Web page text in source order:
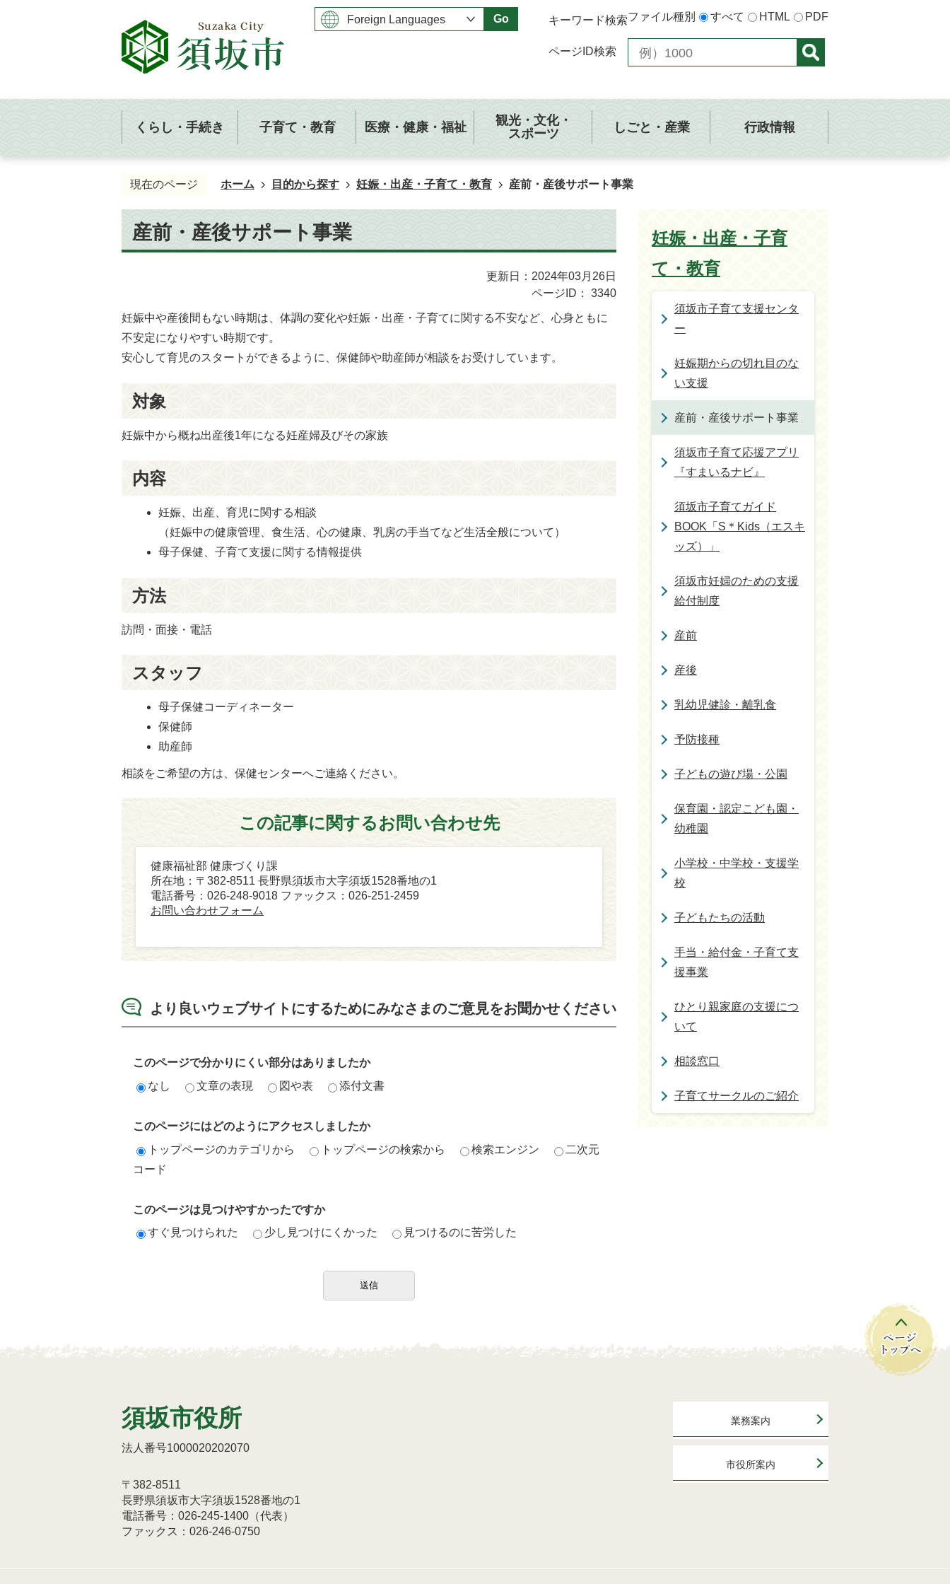
Go キーワード検索ファイル種別 すべて HTML PDF
ページID検索
くらし・手続き 子育て・教育 医療・健康・福祉
観光・文化・
スポーツ
しごと・産業 行政情報
現在のページ ホーム 目的から探す 妊娠・出産・子育て・教育 産前・産後サポート事業
産前・産後サポート事業
更新日：2024年03月26日
ページID：
3340
妊娠中や産後間もない時期は、体調の変化や妊娠・出産・子育てに関する不安など、心身ともに
不安定になりやすい時期です。
安心して育児のスタートができるように、保健師や助産師が相談をお受けしています。
対象
妊娠中から概ね出産後1年になる妊産婦及びその家族
内容
妊娠、出産、育児に関する相談
（妊娠中の健康管理、食生活、心の健康、乳房の手当てなど生活全般について）
母子保健、子育て支援に関する情報提供
方法
訪問・面接・電話
スタッフ
母子保健コーディネーター
保健師
助産師
相談をご希望の方は、保健センターへご連絡ください。
この記事に関するお問い合わせ先
健康福祉部 健康づくり課
所在地：〒382-8511 長野県須坂市大字須坂1528番地の1
電話番号：026-248-9018 ファックス：026-251-2459
お問い合わせフォーム
より良いウェブサイトにするためにみなさまのご意見をお聞かせください
このページで分かりにくい部分はありましたか
なし
文章の表現 図や表 添付文書
このページにはどのようにアクセスしましたか
トップページのカテゴリから
トップページの検索から 検索エンジン
二次元
コード
このページは見つけやすかったですか
すぐ見つけられた
少し見つけにくかった 見つけるのに苦労した
妊娠・出産・子育
て・教育
須坂市子育て支援センタ
ー
妊娠期からの切れ目のな
い支援
産前・産後サポート事業
須坂市子育て応援アプリ
『すまいるナビ』
須坂市子育てガイド
BOOK「S＊Kids（エスキ
ッズ）」
須坂市妊婦のための支援
給付制度
産前
産後
乳幼児健診・離乳食
予防接種
子どもの遊び場・公園
保育園・認定こども園・
幼稚園
小学校・中学校・支援学
校
子どもたちの活動
手当・給付金・子育て支
援事業
ひとり親家庭の支援につ
いて
相談窓口
子育てサークルのご紹介
須坂市役所
法人番号1000020202070
〒382-8511
長野県須坂市大字須坂1528番地の1
電話番号：026-245-1400（代表）
ファックス：026-246-0750
業務案内
市役所案内